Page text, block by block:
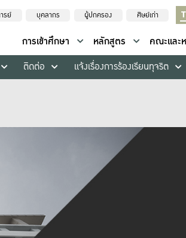
รย์ บุคลากร ผู้ปกครอง ศิษย์เก่า
การเข้าศึกษา หลักสูตร
คณะและ
ติดต่อ แจ้งเรื่องการร้องเรียนทุจริต